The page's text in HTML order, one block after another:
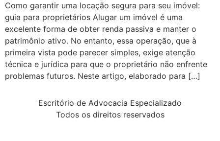
Como garantir uma locação segura para seu imóvel:
guia para proprietários Alugar um imóvel é uma
excelente forma de obter renda passiva e manter o
patrimônio ativo. No entanto, essa operação, que à
primeira vista pode parecer simples, exige atenção
técnica e jurídica para que o proprietário não enfrente
problemas futuros. Neste artigo, elaborado para […]
Escritório de Advocacia Especializado
Todos os direitos reservados